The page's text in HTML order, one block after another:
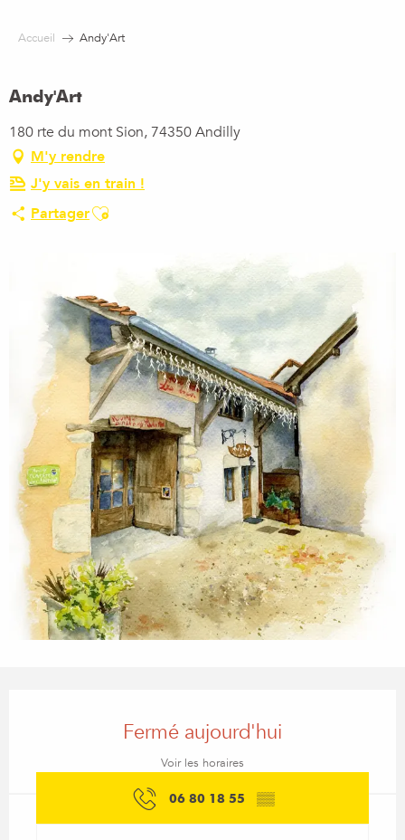
Accueil Andy'Art
Andy'Art
180 rte du mont Sion, 74350 Andilly
M'y rendre
J'y vais en train !
PartagerAjouter aux favoris
Fermé aujourd'hui
Voir les horaires
06 80 18 55 ▒▒